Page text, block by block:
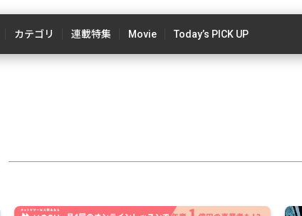
カテゴリ 連載特集 Movie Today’s PICK UP